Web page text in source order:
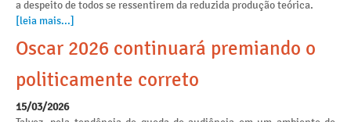
a despeito de todos se ressentirem da reduzida produção teórica.
[leia mais...]
Oscar 2026 continuará premiando o
politicamente correto
15/03/2026